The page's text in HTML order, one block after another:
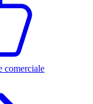
comerciale